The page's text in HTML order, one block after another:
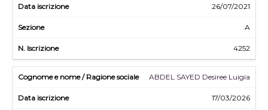
26/07/2021
A
4252
ABDEL SAYED Desiree Luigia
17/03/2026